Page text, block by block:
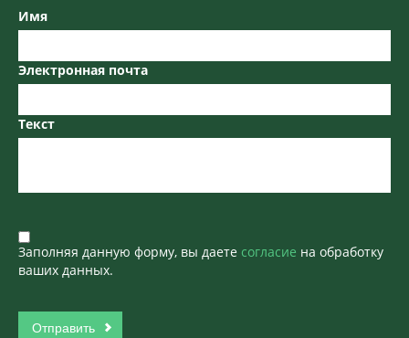
Имя
Электронная почта
Текст
Заполняя данную форму, вы даете согласие на обработку
ваших данных.